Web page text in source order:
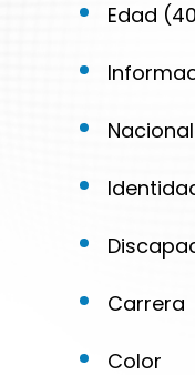
Edad
Carrera
Color